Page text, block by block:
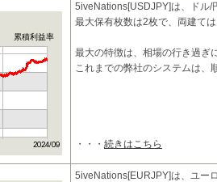
累積利益率
5iveNations[USDJPY]は、ドル/
最大保有枚数は2枚で、両建ては
最大の特徴は、相場の行き過ぎ
これまでの弊社のシステムは、
・・・ 続きはこちら
5iveNations[EURJPY]は、ユー